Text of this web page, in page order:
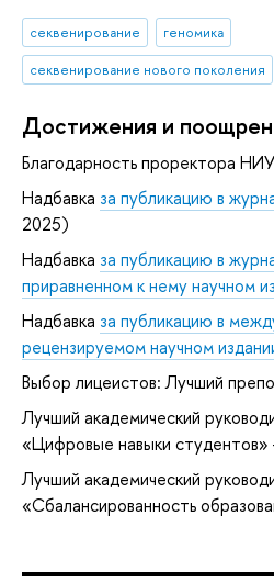
секвенирование
геномика
секвенирование нового поколения
Достижения и
Благодарность проректора
Надбавка за публикацию в
2025)
Надбавка за публикацию в
приравненном к нему научном
Надбавка за публикацию в
рецензируемом научном
Выбор лицеистов: Лучший
Лучший академический
«Цифровые навыки
Лучший академический
«Сбалансированность